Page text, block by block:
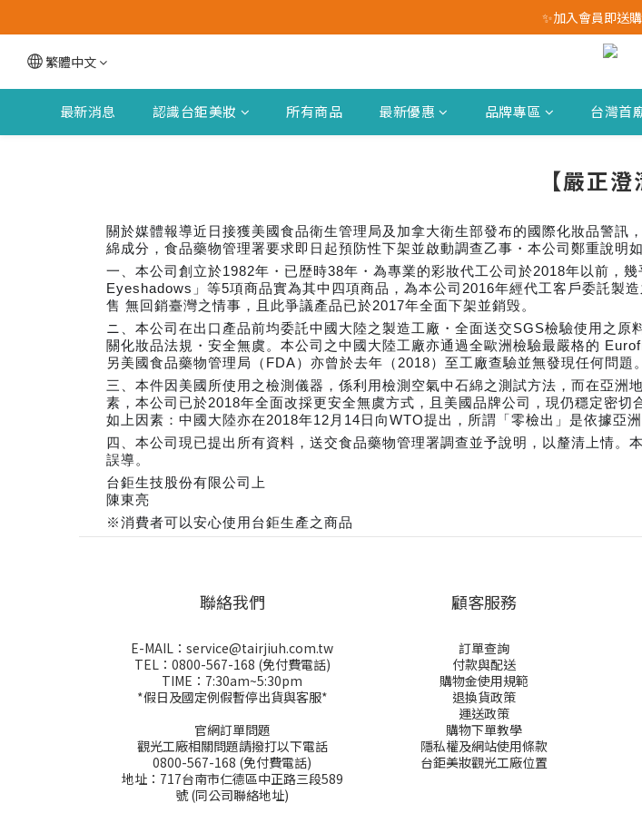
我愛爸爸★全館消費滿$528元
✨加入會員即送
我愛爸爸★全館消費滿$528元
繁體中文
最新消息 認識台鉅美妝 所有商品 最新優惠 品牌專區 台灣首
【嚴正澄
關於媒體報導近日接獲美國食品衛生管理局及加拿大衛生部發布的國際化妝品警
綿成分，食品藥物管理署要求即日起預防性下架並啟動調查乙事・本公司鄭重說明
一、本公司創立於1982年・已歴時38年・為專業的彩妝代工公司於2018年以前，
Eyeshadows」等5項商品實為其中四項商品，為本公司2016年經代工客戶委託製
售 無回銷臺灣之情事，且此爭議產品已於2017年全面下架並銷毁。
ニ、本公司在出口產品前均委託中國大陸之製造工廠・全面送交SGS檢驗使用之
關化妝品法規・安全無虞。本公司之中國大陸工廠亦通過全歐洲檢驗最嚴格的
另美國食品藥物管理局（FDA）亦曾於去年（2018）至工廠查驗並無發現任何問題。
三、本件因美國所使用之檢測儀器，係利用檢測空氣中石綿之測試方法，而在亞
素，本公司已於2018年全面改採更安全無虞方式，且美國品牌公司，現仍穩定密切
如上因素：中國大陸亦在2018年12月14日向WTO提出，所謂「零檢出」是依據亞
四、本公司現已提出所有資料，送交食品藥物管理署調查並予說明，以釐清上情
誤導。
台鉅生技股份有限公司上
陳東亮
※消費者可以安心使用台鉅生產之商品
聯絡我們
E-MAIL：service@tairjiuh.com.tw
TEL：0800-567-168 (免付費電話)
TIME：7:30am~5:30pm
*假日及國定例假暫停出貨與客服*
官網訂單問題
觀光工廠相關問題請撥打以下電話
0800-567-168 (免付費電話)
地址：717台南市仁德區中正路三段589
號 (同公司聯絡地址)
顧客服務
訂單查詢
付款與配送
購物金使用規範
退換貨政策
運送政策
購物下單教學
隱私權及網站使用條款
台鉅美妝觀光工廠位置